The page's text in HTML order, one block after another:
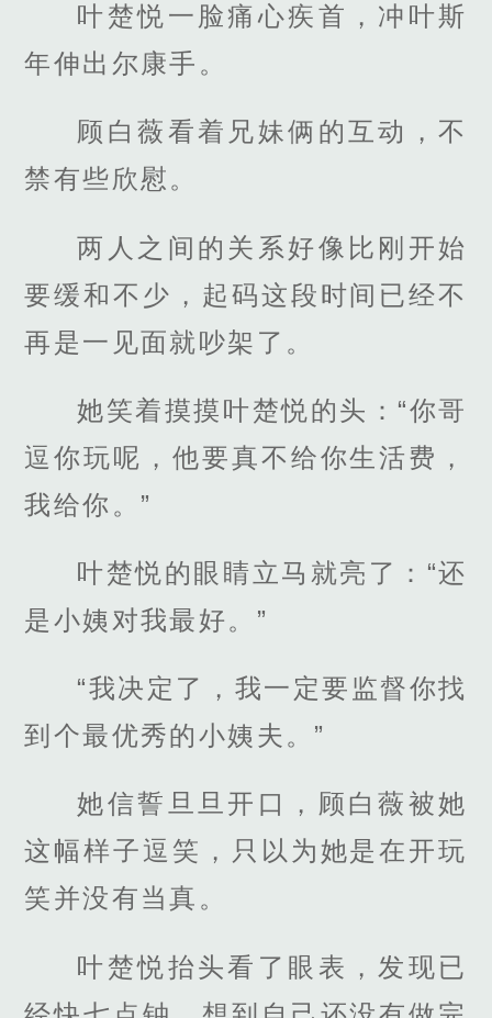
叶楚悦一脸痛心疾首，冲叶斯
年伸出尔康手。
顾白薇看着兄妹俩的互动，不
禁有些欣慰。
两人之间的关系好像比刚开始
要缓和不少，起码这段时间已经不
再是一见面就吵架了。
她笑着摸摸叶楚悦的头：“你哥
逗你玩呢，他要真不给你生活费，
我给你。”
叶楚悦的眼睛立马就亮了：“还
是小姨对我最好。”
“我决定了，我一定要监督你找
到个最优秀的小姨夫。”
她信誓旦旦开口，顾白薇被她
这幅样子逗笑，只以为她是在开玩
笑并没有当真。
叶楚悦抬头看了眼表，发现已